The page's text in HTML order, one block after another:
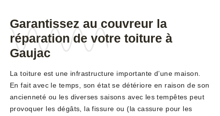
Garantissez au couvreur la
réparation de votre toiture à
Gaujac
La toiture est une infrastructure importante d’une maison.
En fait avec le temps, son état se détériore en raison de son
ancienneté ou les diverses saisons avec les tempêtes peut
provoquer les dégâts, la fissure ou (la cassure pour les